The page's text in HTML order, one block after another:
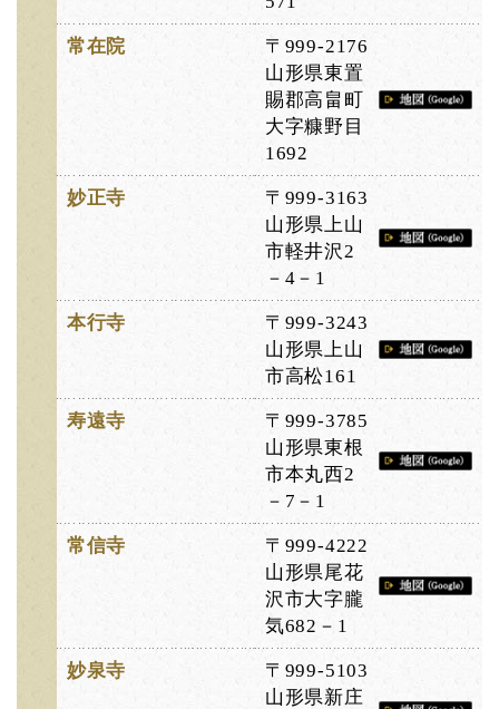
常在院
〒999-2176
山形県東置
賜郡高畠町
大字糠野目
1692
妙正寺
〒999-3163
山形県上山
市軽井沢2
－4－1
本行寺
〒999-3243
山形県上山
市高松161
寿遠寺
〒999-3785
山形県東根
市本丸西2
－7－1
常信寺
〒999-4222
山形県尾花
沢市大字朧
気682－1
妙泉寺
〒999-5103
山形県新庄